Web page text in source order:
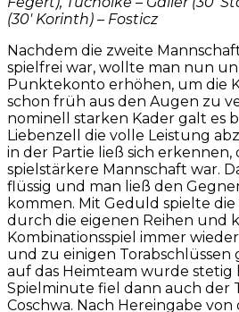
(30′ Korinth) – Fosticz
Nachdem die zweite
spielfrei war, wollte man nun
Punktekonto erhöhen, um die
schon früh aus den Augen zu
nominell starken Kader galt es
Liebenzell die volle Leistung
in der Partie ließ sich erkennen,
spielstärkere Mannschaft war.
flüssig und man ließ den
kommen. Mit Geduld spielte die
durch die eigenen Reihen und
Kombinationsspiel immer
und zu einigen
auf das Heimteam wurde stetig
Spielminute fiel dann auch der
Coschwa. Nach Hereingabe